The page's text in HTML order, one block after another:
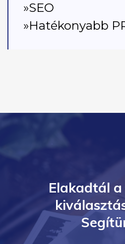
»SEO
»Hatékonyabb
Elakadtál